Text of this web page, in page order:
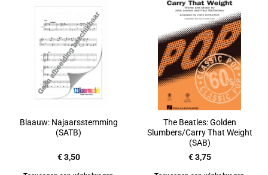
Blaauw: Najaarsstemming
(SATB)
€3,50
The Beatles: Golden
Slumbers/Carry That Weight
(SAB)
€3,75